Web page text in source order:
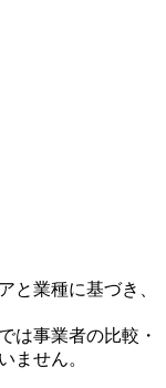
と業種に基づき、
は事業者の比較・
ません。